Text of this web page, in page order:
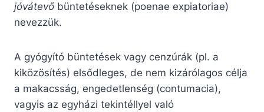
jóvátevő büntetéseknek (poenae expiatoriae)
nevezzük.
A gyógyító büntetések vagy cenzúrák (pl. a
kiközösítés) elsődleges, de nem kizárólagos célja
a makacsság, engedetlenség (contumacia),
vagyis az egyházi tekintéllyel való